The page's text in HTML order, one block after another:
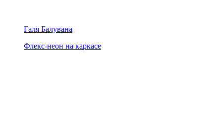
Галя Балувана
Флекс-неон на каркасе